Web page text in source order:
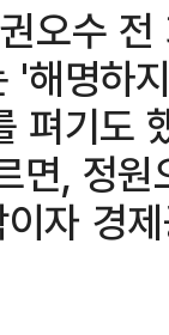
오수
'해명하
펴기도
면, 정
자 경